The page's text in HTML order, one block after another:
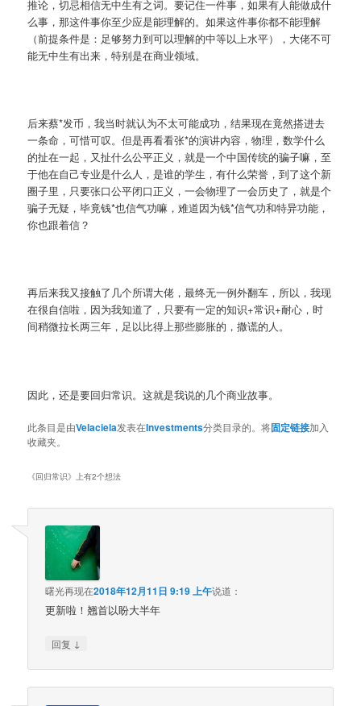
推论，切忌相信无中生有之词。要记住一件事，如果有人能做成什
么事，那这件事你至少应是能理解的。如果这件事你都不能理解
（前提条件是：足够努力到可以理解的中等以上水平），大佬不可
能无中生有出来，特别是在商业领域。
后来蔡*发币，我当时就认为不太可能成功，结果现在竟然搭进去
一条命，可惜可叹。但是再看看张*的演讲内容，物理，数学什么
的扯在一起，又扯什么公平正义，就是一个中国传统的骗子嘛，至
于他在自己专业是什么人，是谁的学生，有什么荣誉，到了这个新
圈子里，只要张口公平闭口正义，一会物理了一会历史了，就是个
骗子无疑，毕竟钱*也信气功嘛，难道因为钱*信气功和特异功能，
你也跟着信？
再后来我又接触了几个所谓大佬，最终无一例外翻车，所以，我现
在很自信啦，因为我知道了，只要有一定的知识+常识+耐心，时
间稍微拉长两三年，足以比得上那些膨胀的，撒谎的人。
因此，还是要回归常识。这就是我说的几个商业故事。
此条目是由Velaciela发表在Investments分类目录的。将固定链接加入
收藏夹。
《回归常识》上有2个想法
曙光再现在2018年12月11日 9:19 上午说道：
更新啦！翘首以盼大半年
回复 ↓